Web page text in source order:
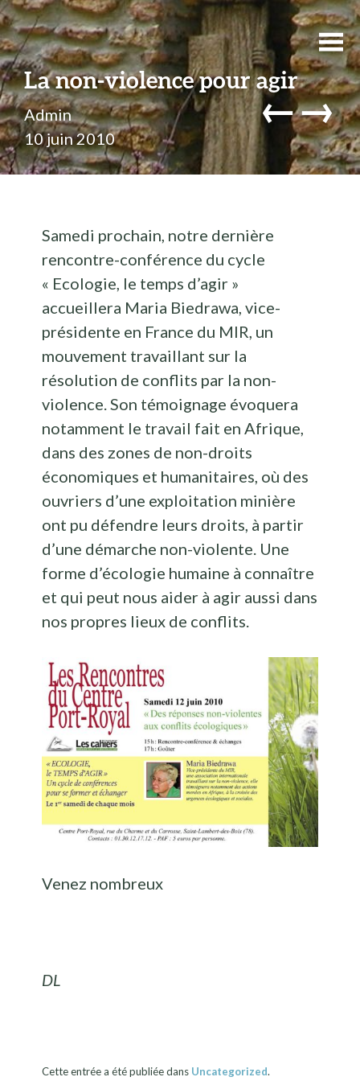
La non-violence pour agir
Admin
10 juin 2010
←→
Samedi prochain, notre dernière
rencontre-conférence du cycle
« Ecologie, le temps d’agir »
accueillera Maria Biedrawa, vice-
présidente en France du MIR, un
mouvement travaillant sur la
résolution de conflits par la non-
violence. Son témoignage évoquera
notamment le travail fait en Afrique,
dans des zones de non-droits
économiques et humanitaires, où des
ouvriers d’une exploitation minière
ont pu défendre leurs droits, à partir
d’une démarche non-violente. Une
forme d’écologie humaine à connaître
et qui peut nous aider à agir aussi dans
nos propres lieux de conflits.
Venez nombreux
DL
Cette entrée a été publiée dans Uncategorized.